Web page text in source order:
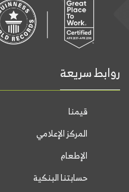
روابط سريعة
قيمنا
المركز الإعلامي
الإطعام
حسابتنا البنكية